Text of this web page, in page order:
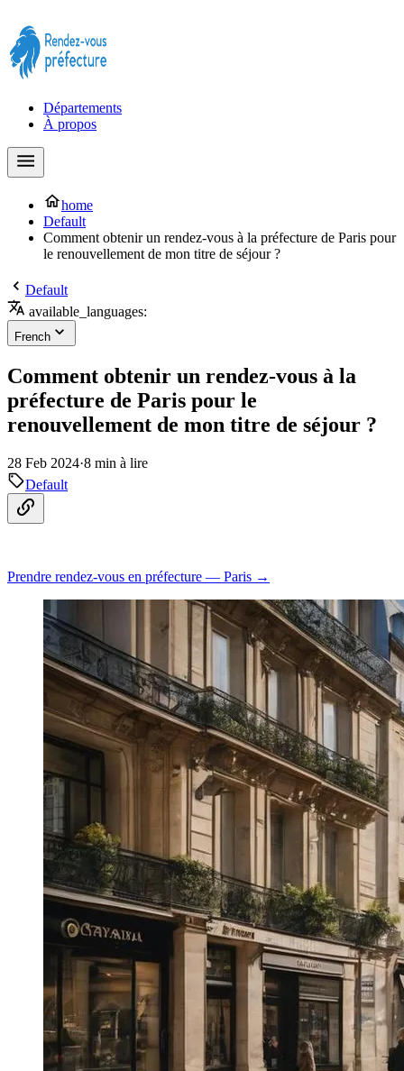
Départements
À propos
home
Default
Comment obtenir un rendez-vous à la préfecture de Paris pour
le renouvellement de mon titre de séjour ?
Default
available_languages:
French
Comment obtenir un rendez-vous à la
préfecture de Paris pour le
renouvellement de mon titre de séjour ?
28 Feb 2024·8 min à lire
Default
Prendre rendez-vous en préfecture — Paris →